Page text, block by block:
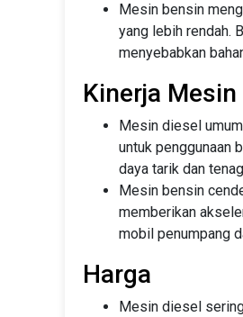
Mesin bensin
yang lebih rendah.
menyebabkan
Kinerja Mesin
Mesin diesel
untuk penggunaan
daya tarik dan
Mesin bensin
memberikan
mobil penumpang
Harga
Mesin diesel